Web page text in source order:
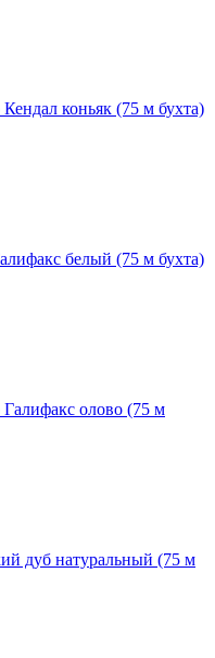
коньяк (75 м бухта)
белый (75 м бухта)
олово (75 м
дуб натуральный (75 м